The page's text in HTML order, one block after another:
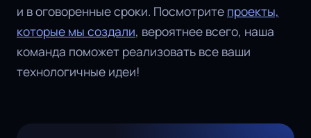
и в оговоренные сроки. Посмотрите проекты,
которые мы создали, вероятнее всего, наша
команда поможет реализовать все ваши
технологичные идеи!